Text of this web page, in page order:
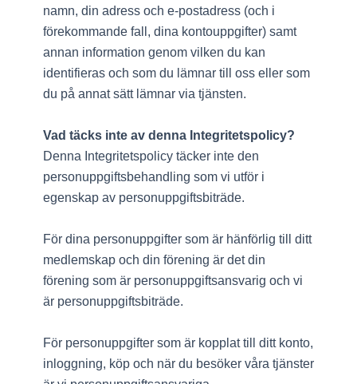
namn, din adress och e-postadress (och i
förekommande fall, dina kontouppgifter) samt
annan information genom vilken du kan
identifieras och som du lämnar till oss eller som
du på annat sätt lämnar via tjänsten.
Vad täcks inte av denna Integritetspolicy?
Denna Integritetspolicy täcker inte den
personuppgiftsbehandling som vi utför i
egenskap av personuppgiftsbiträde.
För dina personuppgifter som är hänförlig till ditt
medlemskap och din förening är det din
förening som är personuppgiftsansvarig och vi
är personuppgiftsbiträde.
För personuppgifter som är kopplat till ditt konto,
inloggning, köp och när du besöker våra tjänster